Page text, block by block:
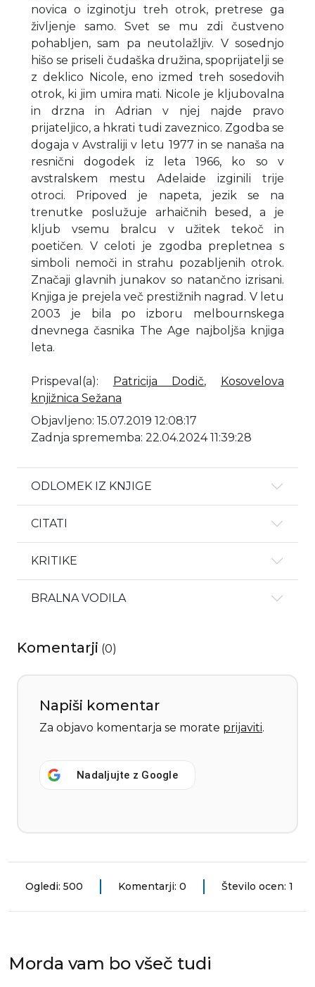
novica o izginotju treh otrok, pretrese ga
življenje samo. Svet se mu zdi čustveno
pohabljen, sam pa neutolažljiv. V sosednjo
hišo se priseli čudaška družina, spoprijatelji se
z deklico Nicole, eno izmed treh sosedovih
otrok, ki jim umira mati. Nicole je kljubovalna
in drzna in Adrian v njej najde pravo
prijateljico, a hkrati tudi zaveznico. Zgodba se
dogaja v Avstraliji v letu 1977 in se nanaša na
resnični dogodek iz leta 1966, ko so v
avstralskem mestu Adelaide izginili trije
otroci. Pripoved je napeta, jezik se na
trenutke poslužuje arhaičnih besed, a je
kljub vsemu bralcu v užitek tekoč in
poetičen. V celoti je zgodba prepletnea s
simboli nemoči in strahu pozabljenih otrok.
Značaji glavnih junakov so natančno izrisani.
Knjiga je prejela več prestižnih nagrad. V letu
2003 je bila po izboru melbournskega
dnevnega časnika The Age najboljša knjiga
leta.
Prispeval(a): Patricija Dodič, Kosovelova
knjižnica Sežana
Objavljeno: 15.07.2019 12:08:17
Zadnja sprememba: 22.04.2024 11:39:28
ODLOMEK IZ KNJIGE
CITATI
KRITIKE
BRALNA VODILA
Komentarji (0)
Napiši komentar
Za objavo komentarja se morate prijaviti.
Nadaljujte z Google
Ogledi: 500 Komentarji: 0 Število ocen: 1
Morda vam bo všeč tudi